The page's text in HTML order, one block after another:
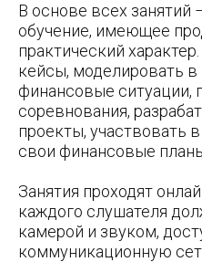
В основе всех занятий
обучение, имеющее
практический
кейсы, моделировать в
финансовые ситуации,
соревнования,
проекты, участвовать
свои финансовые
Занятия проходят
каждого слушателя
камерой и звуком,
коммуникационную